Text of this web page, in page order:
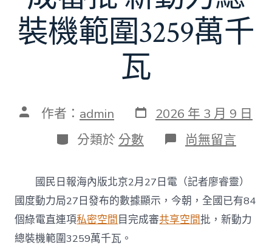
裝機範圍3259萬千
瓦
文 作者： admin 發
表
日
期
2026 年 3 月 9 日
分
類
分類於 分數 在
〈84
綠
電
直
連
項
尚無留言
國民日報海內版北京2月27日電（記者廖睿靈）
國度動力局27日發布的數據顯示，今朝，全國已有84
個綠電直連項私密空間 目完成審共享空間批，新動力
總裝機範圍3259萬千瓦。